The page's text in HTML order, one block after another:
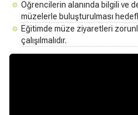
Öğrencilerin alanında bilgili ve
müzelerle buluşturulması
Eğitimde müze ziyaretleri
çalışılmalıdır.